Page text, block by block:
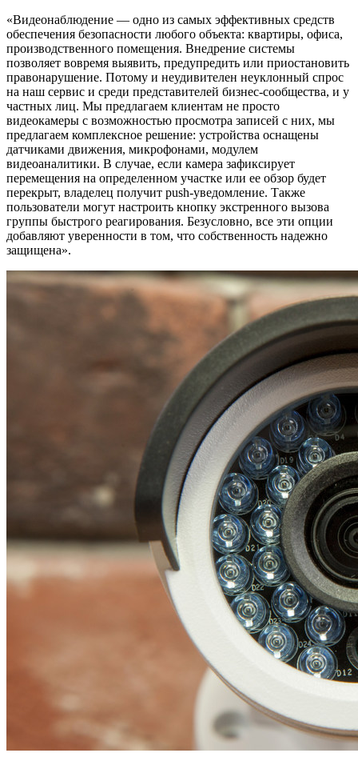
«Видеонаблюдение — одно из самых эффективных средств
обеспечения безопасности любого объекта: квартиры, офиса,
производственного помещения. Внедрение системы
позволяет вовремя выявить, предупредить или приостановить
правонарушение. Потому и неудивителен неуклонный спрос
на наш сервис и среди представителей бизнес-сообщества, и у
частных лиц. Мы предлагаем клиентам не просто
видеокамеры с возможностью просмотра записей с них, мы
предлагаем комплексное решение: устройства оснащены
датчиками движения, микрофонами, модулем
видеоаналитики. В случае, если камера зафиксирует
перемещения на определенном участке или ее обзор будет
перекрыт, владелец получит push-уведомление. Также
пользователи могут настроить кнопку экстренного вызова
группы быстрого реагирования. Безусловно, все эти опции
добавляют уверенности в том, что собственность надежно
защищена».